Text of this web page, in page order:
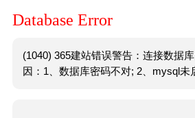
Database Error
(1040) 365建站错误警告：连接数据
因：1、数据库密码不对; 2、mysql未